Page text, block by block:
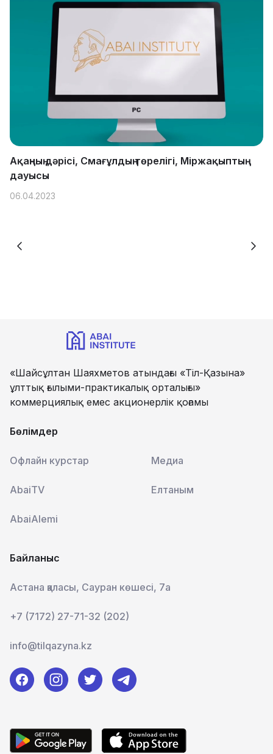
Ақаңның дәрісі, Смағұлдың төрелігі, Міржақыптың
дауысы
06.04.2023
«Шайсұлтан Шаяхметов атындағы «Тіл-Қазына»
ұлттық ғылыми-практикалық орталығы»
коммерциялық емес акционерлік қоғамы
Бөлімдер
Офлайн курстар Медиа
AbaiTV Елтаным
AbaiAlemi
Байланыс
Астана қаласы, Сауран көшесі, 7а
+7 (7172) 27-71-32 (202)
info@tilqazyna.kz